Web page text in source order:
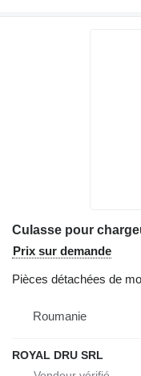
Culasse pour
Prix sur demande
Pièces détachées de
Roumanie
ROYAL DRU SRL